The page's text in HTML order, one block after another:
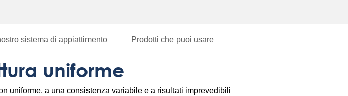
sistema di appiattimento Prodotti che puoi usare
uniforme
uniforme, a una consistenza variabile e a risultati imprevedibili